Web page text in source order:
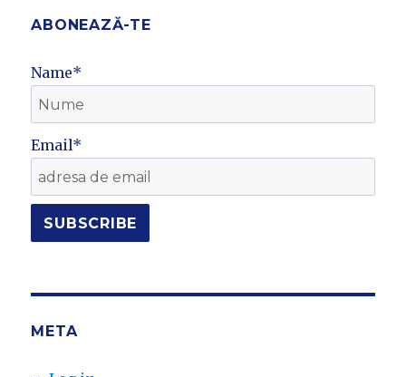
ABONEAZĂ-TE
Name*
Email*
META